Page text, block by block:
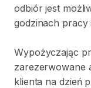
odbiór jest
godzinach pracy
Wypożyczając
zarezerwowane
klienta na dzień